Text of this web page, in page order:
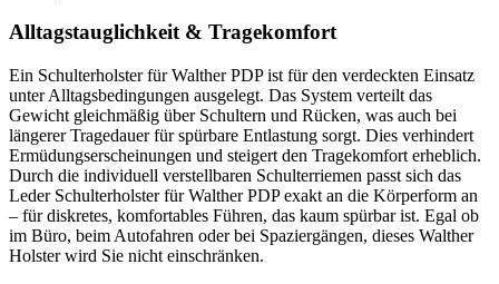
Alltagstauglichkeit & Tragekomfort
Ein Schulterholster für Walther PDP ist für den verdeckten Einsatz
unter Alltagsbedingungen ausgelegt. Das System verteilt das
Gewicht gleichmäßig über Schultern und Rücken, was auch bei
längerer Tragedauer für spürbare Entlastung sorgt. Dies verhindert
Ermüdungserscheinungen und steigert den Tragekomfort erheblich.
Durch die individuell verstellbaren Schulterriemen passt sich das
Leder Schulterholster für Walther PDP exakt an die Körperform an
– für diskretes, komfortables Führen, das kaum spürbar ist. Egal ob
im Büro, beim Autofahren oder bei Spaziergängen, dieses Walther
Holster wird Sie nicht einschränken.